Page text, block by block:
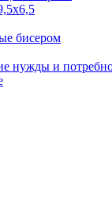
бисером
нужды и